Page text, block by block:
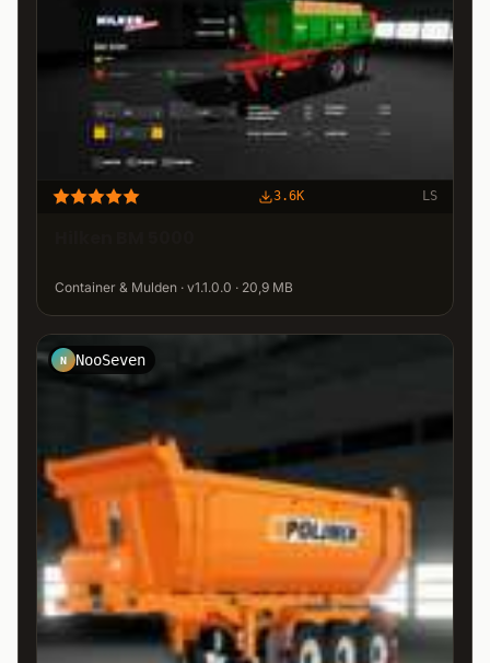
3.6K LS
Container & Mulden · v1.1.0.0 · 20,9 MB
N NooSeven